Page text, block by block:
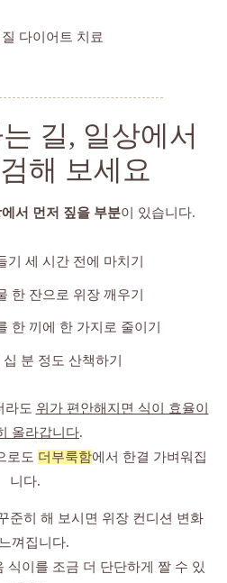
길, 일상에서
해 보세요
서 먼저 짚을 부분이 있습니다.
기 세 시간 전에 마치기
한 잔으로 위장 깨우기
한 끼에 한 가지로 줄이기
분 정도 산책하기
라도 위가 편안해지면 식이 효율이
올라갑니다.
로도 더부룩함에서 한결 가벼워집
니다.
준히 해 보시면 위장 컨디션 변화
껴집니다.
식이를 조금 더 단단하게 짤 수 있